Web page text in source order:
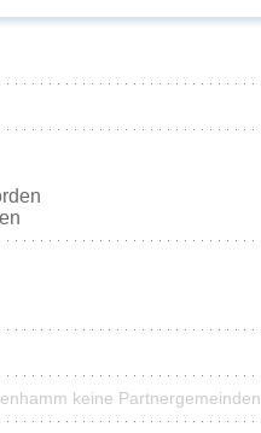
keine Partnergemeinden